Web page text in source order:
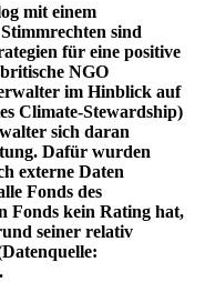
mit einem
sind
für eine positive
NGO
im Hinblick auf
Climate-Stewardship)
sich daran
Dafür wurden
externe Daten
Fonds des
Fonds kein Rating hat,
seiner relativ